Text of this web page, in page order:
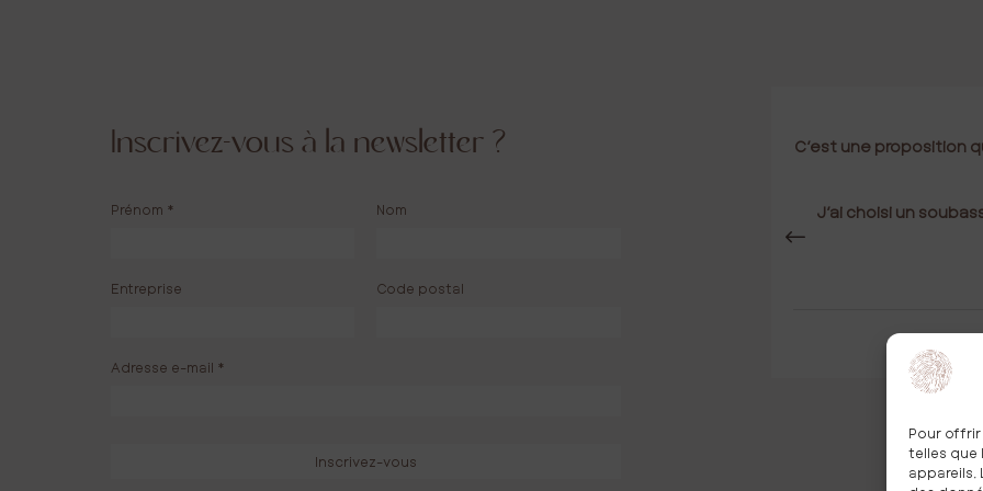
Pour offrir
telles que
Inscrivez-vous à la newsletter ?
Prénom * Nom
Entreprise Code postal
Adresse e-mail *
{
Cela m’a permis de laisser une trace qui lui ressemble c’est primordial
C’est une proposition
J’ai choisi un